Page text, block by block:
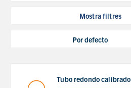
Mostra filtres
Tubo redondo calibrado